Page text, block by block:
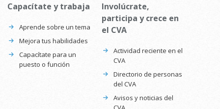
Capacítate y trabaja
Aprende sobre un tema
Mejora tus habilidades
Capacítate para un
puesto o función
Involúcrate,
participa y crece en
el CVA
Actividad reciente en el
CVA
Directorio de personas
del CVA
Avisos y noticias del